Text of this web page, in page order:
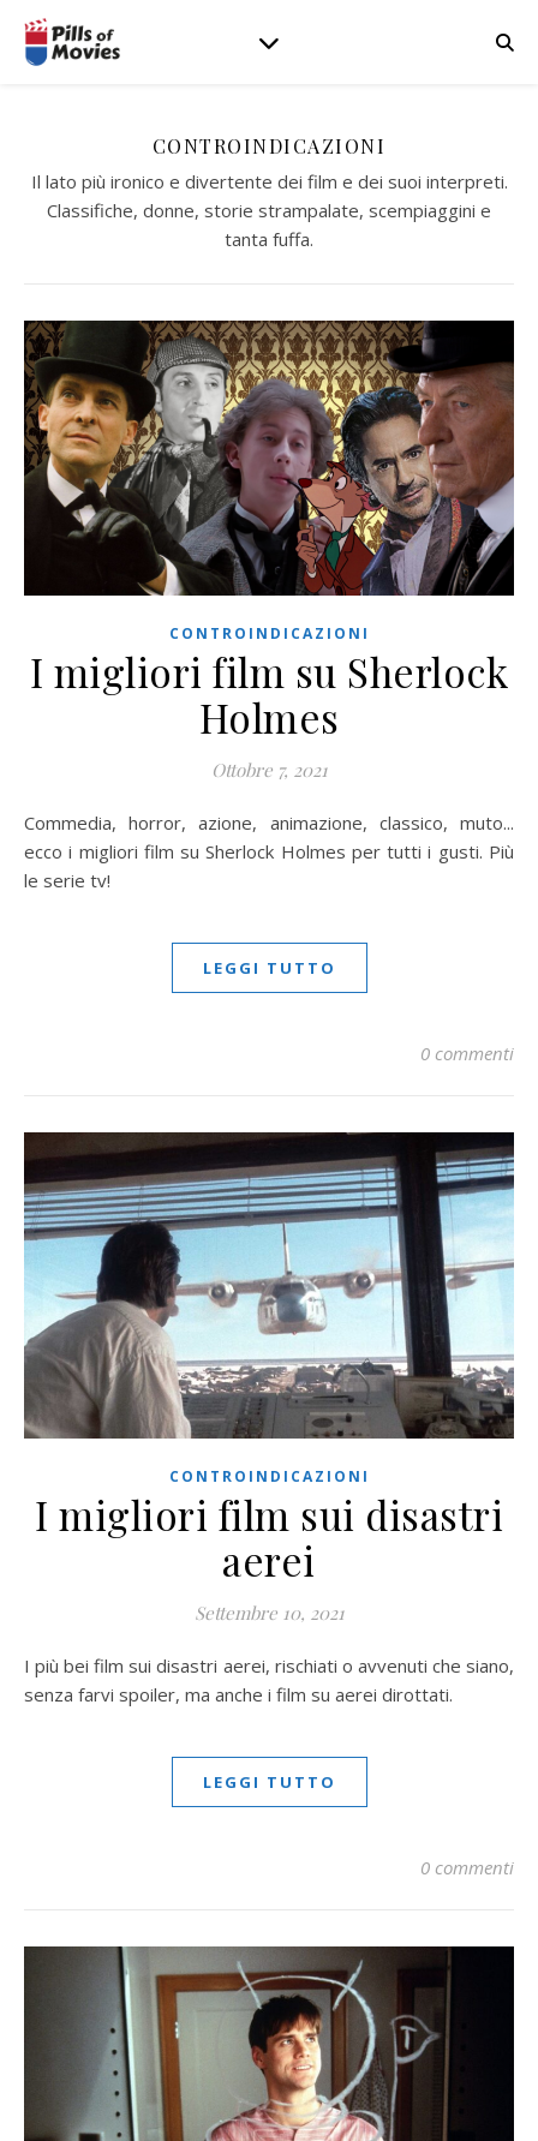
CONTROINDICAZIONI
Il lato più ironico e divertente dei film e dei suoi interpreti.
Classifiche, donne, storie strampalate, scempiaggini e
tanta fuffa.
CONTROINDICAZIONI
I migliori film su Sherlock
Holmes
Ottobre 7, 2021
Commedia, horror, azione, animazione, classico, muto...
ecco i migliori film su Sherlock Holmes per tutti i gusti. Più
le serie tv!
LEGGI TUTTO
0 commenti
CONTROINDICAZIONI
I migliori film sui disastri
aerei
Settembre 10, 2021
I più bei film sui disastri aerei, rischiati o avvenuti che siano,
senza farvi spoiler, ma anche i film su aerei dirottati.
LEGGI TUTTO
0 commenti